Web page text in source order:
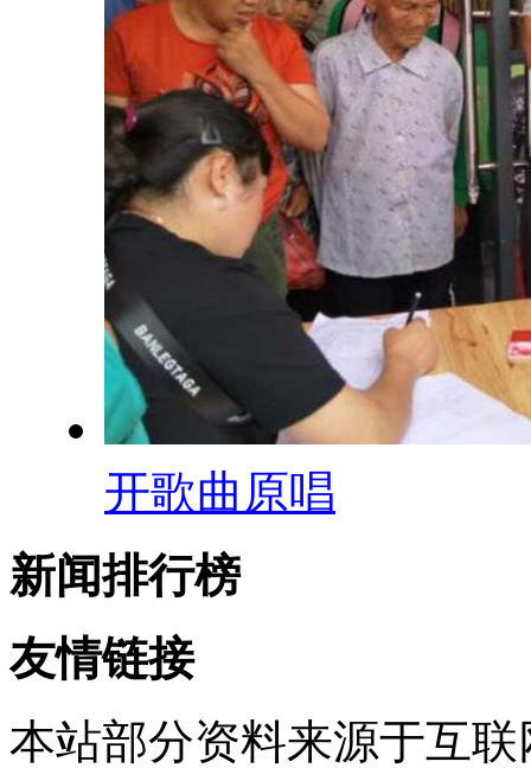
开歌曲原唱
新闻排行榜
友情链接
本站部分资料来源于互